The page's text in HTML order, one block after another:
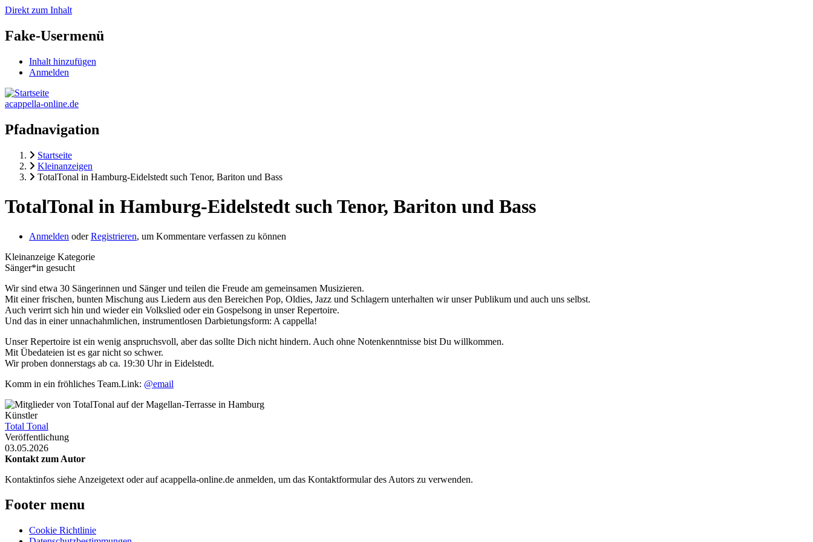
Direkt zum Inhalt
Fake-Usermenü
Inhalt hinzufügen
Anmelden
acappella-online.de
Pfadnavigation
Startseite
Kleinanzeigen
TotalTonal in Hamburg-Eidelstedt such Tenor, Bariton und Bass
TotalTonal in Hamburg-Eidelstedt such Tenor, Bariton und Bass
Anmelden oderRegistrieren, um Kommentare verfassen zu können
Kleinanzeige Kategorie
Sänger*in gesucht
Wir sind etwa 30 Sängerinnen und Sänger und teilen die Freude am gemeinsamen Musizieren.
Mit einer frischen, bunten Mischung aus Liedern aus den Bereichen Pop, Oldies, Jazz und Schlagern unterhalten wir unser Publikum und auch uns selbst.
Auch verirrt sich hin und wieder ein Volkslied oder ein Gospelsong in unser Repertoire.
Und das in einer unnachahmlichen, instrumentlosen Darbietungsform: A cappella!
Unser Repertoire ist ein wenig anspruchsvoll, aber das sollte Dich nicht hindern. Auch ohne Notenkenntnisse bist Du willkommen.
Mit Übedateien ist es gar nicht so schwer.
Wir proben donnerstags ab ca. 19:30 Uhr in Eidelstedt.
Komm in ein fröhliches Team.Link: @email
Künstler
Total Tonal
Veröffentlichung
03.05.2026
Kontakt zum Autor
Kontaktinfos siehe Anzeigetext oder auf acappella-online.de anmelden, um das Kontaktformular des Autors zu verwenden.
Footer menu
Cookie Richtlinie